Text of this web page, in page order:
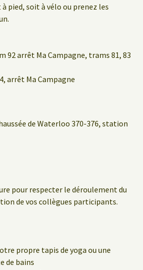
pied, soit à vélo ou prenez les
92 arrêt Ma Campagne, trams 81, 83
arrêt Ma Campagne
de Waterloo 370-376, station
pour respecter le déroulement du
de vos collègues participants.
propre tapis de yoga ou une
de bains